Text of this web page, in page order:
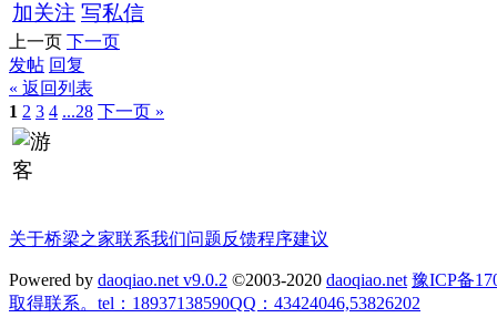
加关注 写私信
上一页 下一页
发帖 回复
« 返回列表
1 2 3 4 ...28 下一页 »
关于桥梁之家联系我们问题反馈程序建议
Powered by daoqiao.net v9.0.2 ©2003-2020 daoqiao.net 豫ICP备
取得联系。tel：18937138590QQ：43424046,53826202